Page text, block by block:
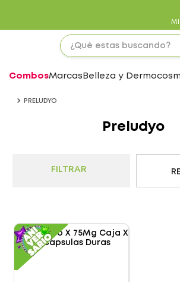
MI
CombosMarcas Belleza y
PRELUDYO
Preludyo
FILTRAR